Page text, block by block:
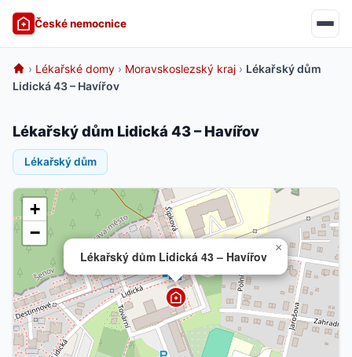
České nemocnice
› Lékařské domy › Moravskoslezský kraj › Lékařský dům
Lidická 43 – Havířov
Lékařský dům Lidická 43 – Havířov
Lékařský dům
Lékařský dům Lidická 43 – Havířov
×
+
−